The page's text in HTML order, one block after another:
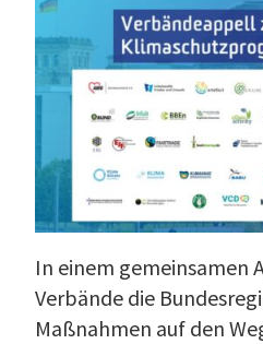
In einem gemeinsamen
Verbände die
Maßnahmen auf den